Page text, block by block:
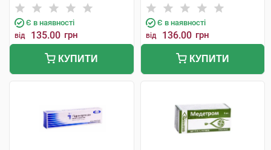
Бельгія
Є в наявності
від 135.00 грн
КУПИТИ
Тідж
Є в наявності
від 136.00 грн
КУПИТИ